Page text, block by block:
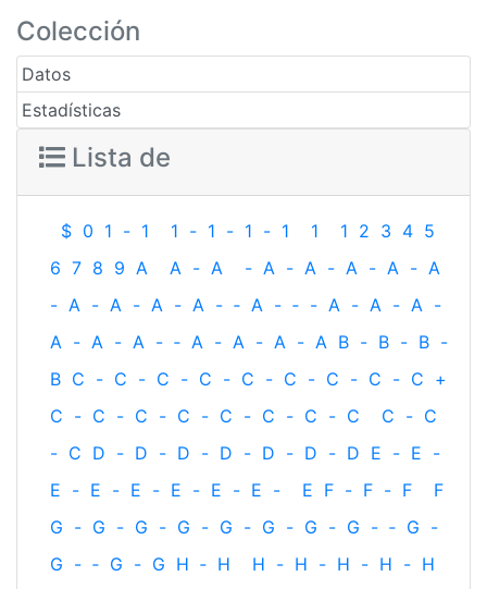
Colección
Datos
Estadísticas
Lista de
$ 0 1 - 1 1 - 1 - 1 - 1 1 1 2 3 4 5
6 7 8 9 A A - A - A - A - A - A - A
- A - A - A - A - ‐ A - ‐ - A - A - A -
A - A - A - ‐ A - A - A - A B - B - B -
B C - C - C - C - C - C - C - C - C +
C - C - C - C - C - C - C - C C - C
- C D - D - D - D - D - D - D E - E -
E - E - E - E - E - E - E F - F - F
F
G - G - G - G - G - G - G - G - ‐ G -
G - ‐ G - G H ‐ H H - H - H - H - H